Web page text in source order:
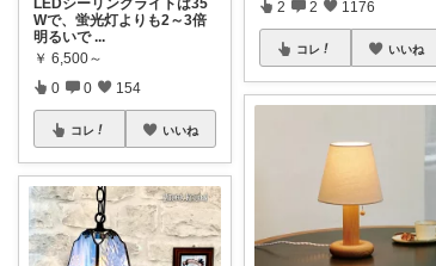
Wで、蛍光灯よりも2～3倍
明るいで ...
￥ 6,500～
0 0 154
コレ いいね
2 2 1176
コレ いいね